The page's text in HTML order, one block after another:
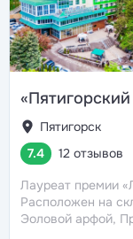
Пятигорск
7.4
12 отзывов
Лауреат премии
Расположен на
Эоловой арфой,